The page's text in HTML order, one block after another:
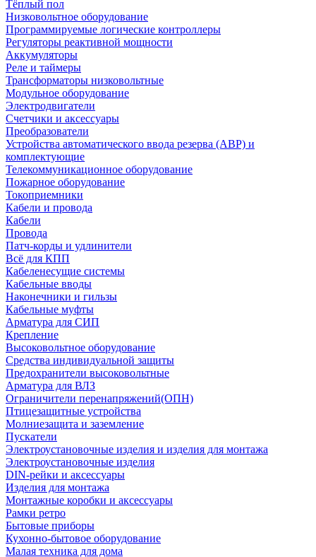
Тёплый пол
Низковольтное оборудование
Программируемые логические контроллеры
Регуляторы реактивной мощности
Аккумуляторы
Реле и таймеры
Трансформаторы низковольтные
Модульное оборудование
Электродвигатели
Счетчики и аксессуары
Преобразователи
Устройства автоматического ввода резерва (АВР) и
комплектующие
Телекоммуникационное оборудование
Пожарное оборудование
Токоприемники
Кабели и провода
Кабели
Провода
Патч-корды и удлинители
Всё для КПП
Кабеленесущие системы
Кабельные вводы
Наконечники и гильзы
Кабельные муфты
Арматура для СИП
Крепление
Высоковольтное оборудование
Средства индивидуальной защиты
Предохранители высоковольтные
Арматура для ВЛЗ
Ограничители перенапряжений(ОПН)
Птицезащитные устройства
Молниезащита и заземление
Пускатели
Электроустановочные изделия и изделия для монтажа
Электроустановочные изделия
DIN-рейки и аксессуары
Изделия для монтажа
Монтажные коробки и аксессуары
Рамки ретро
Бытовые приборы
Кухонно-бытовое оборудование
Малая техника для дома